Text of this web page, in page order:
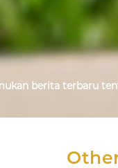
berita terbaru